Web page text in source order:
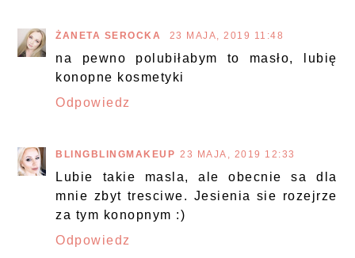
ŻANETA SEROCKA 23 MAJA, 2019 11:48
na pewno polubiłabym to masło, lubię
konopne kosmetyki
Odpowiedz
BLINGBLINGMAKEUP 23 MAJA, 2019 12:33
Lubie takie masla, ale obecnie sa dla
mnie zbyt tresciwe. Jesienia sie rozejrze
za tym konopnym :)
Odpowiedz